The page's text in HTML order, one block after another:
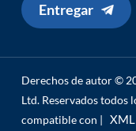
Entregar
Derechos de autor ©
Ltd. Reservados todos
compatible con | XML